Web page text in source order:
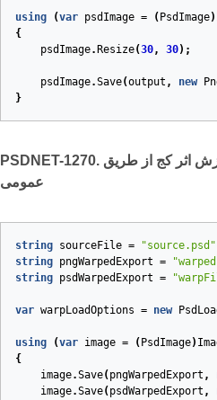
using (var psdImage = ( PsdImage)
{
psdImage. Resize(30, 30);
psdImage.Save(output , new
}
PSDNET-1270. افزودن قابلیت پردازش اثر کج از طریق API
عمومی
string sourceFile = "source.psd"
string pngWarpedExport =
string psdWarpedExport =
var warpLoadOptions = new
using (var image = ( PsdImage)
{
image.Save( pngWarpedExport ,
image.Save( psdWarpedExport ,